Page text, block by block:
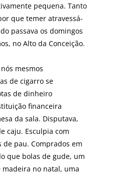
pequena. Tanto
que temer atravessá-
passava os domingos
no Alto da Conceição.
mesmos
de cigarro se
de dinheiro
financeira
da sala. Disputava,
caju. Esculpia com
de pau. Comprados em
que bolas de gude, um
no natal, uma